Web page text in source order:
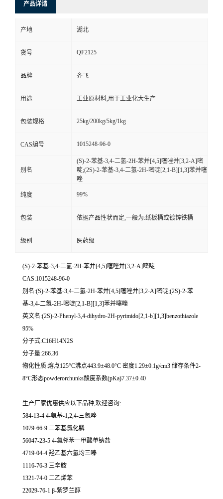
线
留
言
产品详请
产地 湖北
货号 QF2125
品牌 齐飞
用途 工业原材料,用于工业化大生产
包装规格 25kg/200kg/5kg/1kg
CAS编号 1015248-96-0
别名
(S)-2-苯基-3,4-二氢-2H-苯并[4,5]噻唑并[3,2-A]嘧
啶;(2S)-2-苯基-3,4-二氢-2H-嘧啶[2,1-B][1,3]苯并噻
唑
纯度 99%
包装 依据产品性状而定,一般为:纸板桶或镀锌铁桶
级别 医药级
(S)-2-苯基-3,4-二氢-2H-苯并[4,5]噻唑并[3,2-A]嘧啶
CAS:1015248-96-0
别名:(S)-2-苯基-3,4-二氢-2H-苯并[4,5]噻唑并[3,2-A]嘧啶;(2S)-2-苯
基-3,4-二氢-2H-嘧啶[2,1-B][1,3]苯并噻唑
英文名:(2S)-2-Phenyl-3,4-dihydro-2H-pyrimido[2,1-b][1,3]benzothiazole
95%
分子式:C16H14N2S
分子量:266.36
物化性质:熔点125°C沸点443.9±48.0°C 密度1.29±0.1g/cm3 储存条件2-
8°C形态powderorchunks酸度系数(pKa)7.37±0.40
生产厂家优惠供应以下品种,欢迎咨询:
584-13-4 4-氨基-1,2,4-三氮唑
1079-66-9 二苯基氯化膦
56047-23-5 4-氯邻苯一甲酸单钠盐
4719-04-4 羟乙基六氢均三嗪
1116-76-3 三辛胺
1321-74-0 二乙烯苯
22029-76-1 β-紫罗兰醇